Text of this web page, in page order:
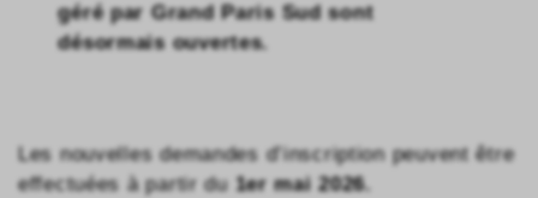
géré par Grand Paris Sud sont
désormais ouvertes.
Les nouvelles demandes d’inscription peuvent être
effectuées à partir du 1er mai 2026.